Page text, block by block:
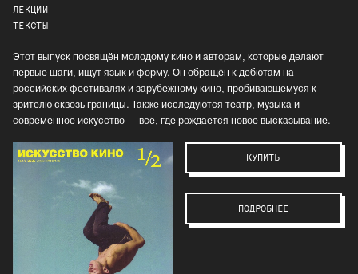
ЛЕКЦИИ
ТЕКСТЫ
Этот выпуск посвящён молодому кино и авторам, которые делают
первые шаги, ищут язык и форму. Он обращён к дебютам на
российских фестивалях и зарубежному кино, пробивающемуся к
зрителю сквозь границы. Также исследуются театр, музыка и
современное искусство — всё, где рождается новое высказывание.
КУПИТЬ
ПОДРОБНЕЕ